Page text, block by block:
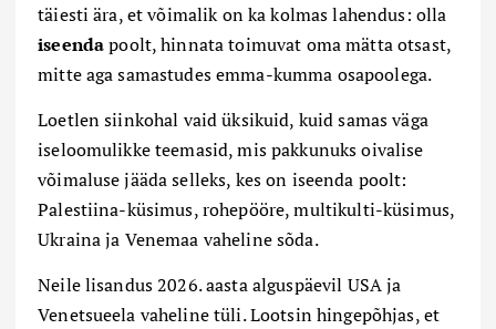
täiesti ära, et võimalik on ka kolmas lahendus: olla
iseendapoolt, hinnata toimuvat oma mätta otsast,
mitte aga samastudes emma-kumma osapoolega.
Loetlen siinkohal vaid üksikuid, kuid samas väga
iseloomulikke teemasid, mis pakkunuks oivalise
võimaluse jääda selleks, kes on iseenda poolt:
Palestiina-küsimus, rohepööre, multikulti-küsimus,
Ukraina ja Venemaa vaheline sõda.
Neile lisandus 2026. aasta alguspäevil USA ja
Venetsueela vaheline tüli. Lootsin hingepõhjas, et